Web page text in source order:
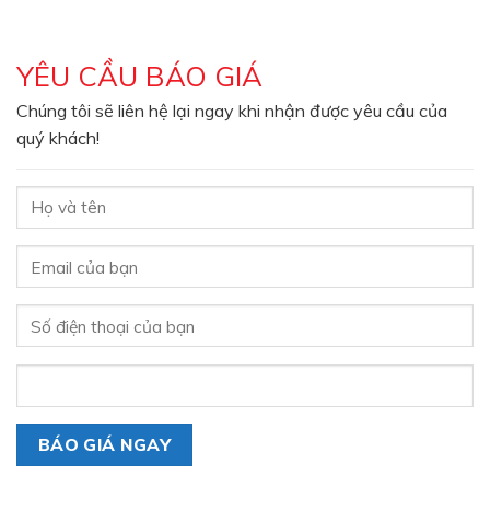
YÊU CẦU BÁO GIÁ
Chúng tôi sẽ liên hệ lại ngay khi nhận được yêu cầu của
quý khách!